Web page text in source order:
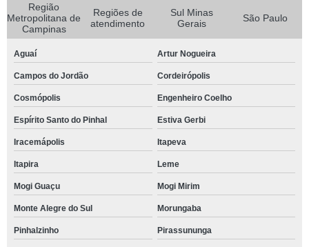
Região
Metropolitana de
Campinas
Regiões de
atendimento
Sul Minas
Gerais
São Paulo
Aguaí Artur Nogueira
Campos do Jordão Cordeirópolis
Cosmópolis Engenheiro Coelho
Espírito Santo do Pinhal Estiva Gerbi
Iracemápolis Itapeva
Itapira Leme
Mogi Guaçu Mogi Mirim
Monte Alegre do Sul Morungaba
Pinhalzinho Pirassununga